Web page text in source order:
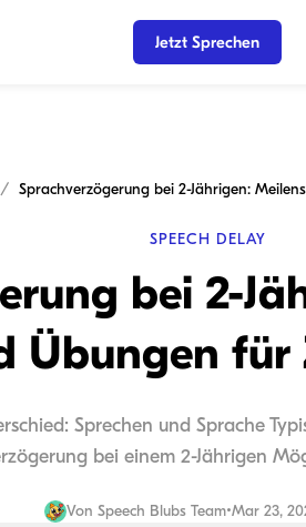
Jetzt Sprechen
SPEECH DELAY
bei 2-
Übungen für
Sprechen und Sprache
bei einem 2-Jährigen
Von Speech Blubs Team•Mar 23,